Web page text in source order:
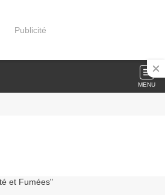
Publicité
MENU